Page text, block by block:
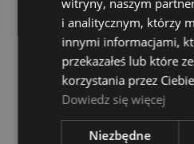
Ace SPA1201 Głośnik
i analitycznym, którzy
innymi informacjami,
przekazałeś lub które
korzystania przez
Dowiedz się więcej
Niezbędne